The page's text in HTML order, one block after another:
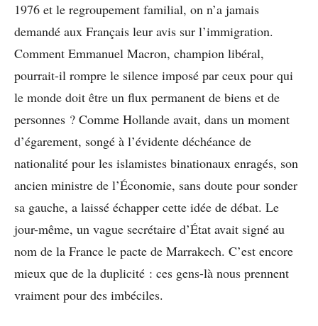
1976 et le regroupement familial, on n’a jamais
demandé aux Français leur avis sur l’immigration.
Comment Emmanuel Macron, champion libéral,
pourrait-il rompre le silence imposé par ceux pour qui
le monde doit être un flux permanent de biens et de
personnes ? Comme Hollande avait, dans un moment
d’égarement, songé à l’évidente déchéance de
nationalité pour les islamistes binationaux enragés, son
ancien ministre de l’Économie, sans doute pour sonder
sa gauche, a laissé échapper cette idée de débat. Le
jour-même, un vague secrétaire d’État avait signé au
nom de la France le pacte de Marrakech. C’est encore
mieux que de la duplicité : ces gens-là nous prennent
vraiment pour des imbéciles.